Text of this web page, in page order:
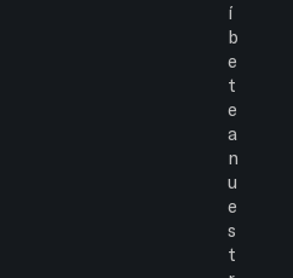
í
b
e
t
e
a
n
u
e
s
t